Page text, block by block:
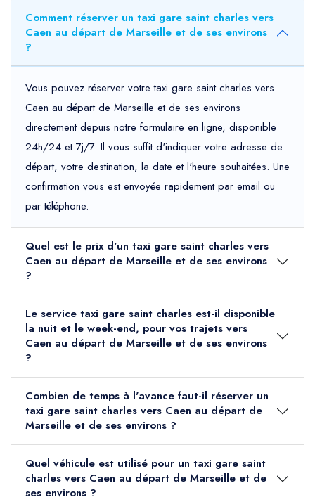
Comment réserver un taxi gare saint charles vers
Caen au départ de Marseille et de ses environs
?
Vous pouvez réserver votre taxi gare saint charles vers
Caen au départ de Marseille et de ses environs
directement depuis notre formulaire en ligne, disponible
24h/24 et 7j/7. Il vous suffit d'indiquer votre adresse de
départ, votre destination, la date et l'heure souhaitées. Une
confirmation vous est envoyée rapidement par email ou
par téléphone.
Quel est le prix d'un taxi gare saint charles vers
Caen au départ de Marseille et de ses environs
?
Le service taxi gare saint charles est-il disponible
la nuit et le week-end, pour vos trajets vers
Caen au départ de Marseille et de ses environs
?
Combien de temps à l'avance faut-il réserver un
taxi gare saint charles vers Caen au départ de
Marseille et de ses environs ?
Quel véhicule est utilisé pour un taxi gare saint
charles vers Caen au départ de Marseille et de
ses environs ?